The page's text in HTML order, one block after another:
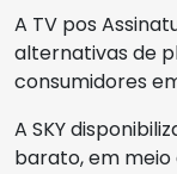
A TV pos
alternativas de
consumidores
A SKY
barato, em meio